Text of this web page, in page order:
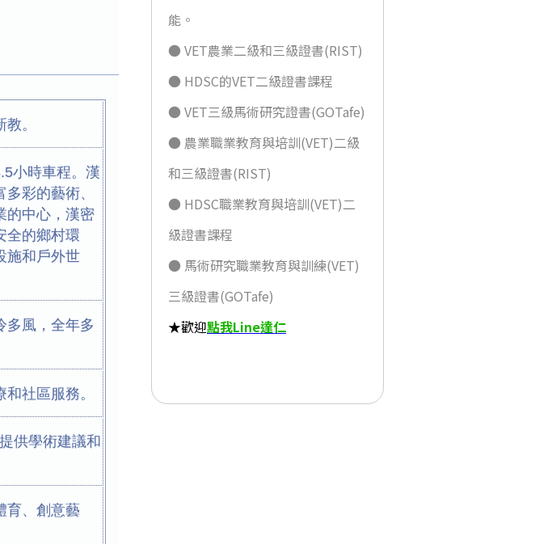
。
小時車程。漢
彩的藝術、
的中心，漢密
全的鄉村環
施和戶外世
多風，全年多
社區服務。
供學術建議和
育、創意藝
能。
● VET農業二級和三級證書(RIST)
● HDSC的VET二級證書課程
● VET三級馬術研究證書(GOTafe)
● 農業職業教育與培訓(VET)二級
和三級證書(RIST)
● HDSC職業教育與培訓(VET)二
級證書課程
● 馬術研究職業教育與訓練(VET)
三級證書(GOTafe)
★歡迎點我Line達仁